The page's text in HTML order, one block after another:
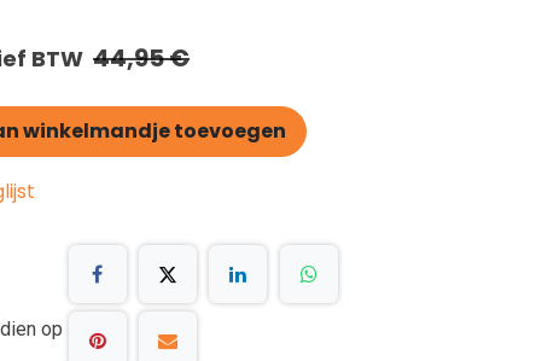
BTW 44,95€
winkelmandje toevoegen
op